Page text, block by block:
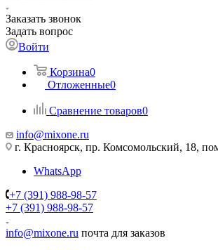
Заказать звонок
Задать вопрос
Войти
Корзина0
Отложенные0
Сравнение товаров0
info@mixone.ru
г. Красноярск, пр. Комсомольский, 18,
WhatsApp
+7 (391) 988-98-57
+7 (391) 988-98-57
info@mixone.ru почта для заказов